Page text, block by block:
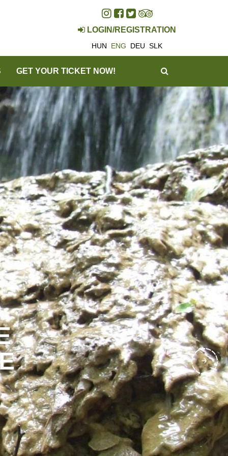
LOGIN/REGISTRATION
HUN ENG DEU SLK
GET YOUR TICKET NOW!